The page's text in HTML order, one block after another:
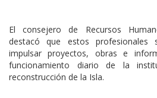
El consejero de Recursos
destacó que estos profesionales
impulsar proyectos, obras e
funcionamiento diario de la
reconstrucción de la Isla.